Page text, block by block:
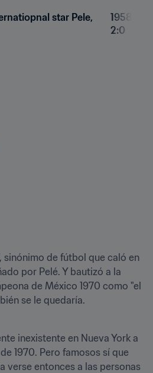
star Pele,
1958
2:0
sinónimo de fútbol que caló en
por Pelé. Y bautizó a la
de México 1970 como "el
se le quedaría.
inexistente en Nueva York a
1970. Pero famosos sí que
verse entonces a las personas